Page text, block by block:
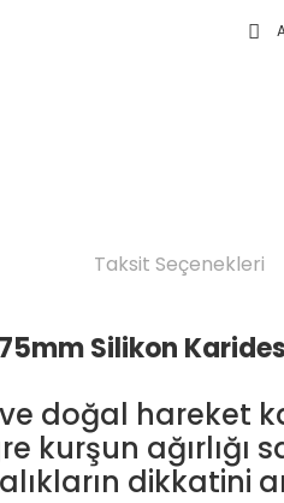
Taksit Seçenekleri
Silikon
doğal hareket
ağırlığı
dikkatini